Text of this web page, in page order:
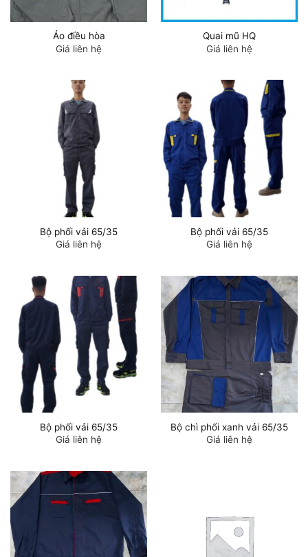
Áo điều hòa
Giá liên hệ
Quai mũ HQ
Giá liên hệ
Bộ phối vải 65/35
Giá liên hệ
Bộ phối vải 65/35
Giá liên hệ
Bộ phối vải 65/35
Giá liên hệ
Bộ chì phối xanh vải 65/35
Giá liên hệ